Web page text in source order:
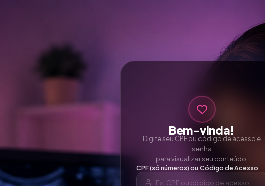
Bem-vinda!
Digite seu CPF ou código de acesso e
senha
para visualizar seu conteúdo.
CPF (só números) ou Código de Acesso